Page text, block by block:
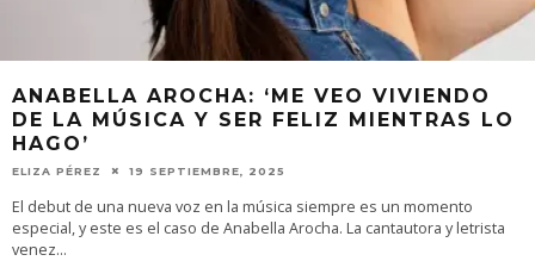
ANABELLA AROCHA: ‘ME VEO VIVIENDO
DE LA MÚSICA Y SER FELIZ MIENTRAS LO
HAGO’
ELIZA PÉREZ 19 SEPTIEMBRE, 2025
El debut de una nueva voz en la música siempre es un momento
especial, y este es el caso de Anabella Arocha. La cantautora y letrista
venez...